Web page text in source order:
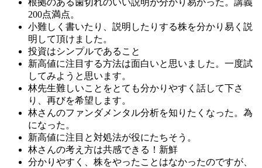
根拠のある歯切れのいい説明が分かり易かった。講義
200点満点。
小難しく書いたり、説明したりする株を分かり易く説
明して頂けました。
投資はシンプルであること
新高値に注目する方法は面白いと思いました。一度試
してみようと思います。
林先生難しいことをとても分かりやすく話して下さ
り、再びを希望します。
林さんのファンダメンタル分析を知りたくなった。為
になった。
新高値に注目と対処法が役にたちそう。
林さんの考え方は共感できる！新鮮
分かりやすく、株をやったことはなかったのですが、